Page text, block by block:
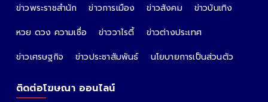
ข่าวพระราชสำนัก ข่าวการเมือง ข่าวสังคม
ข่าวบันเทิง
หวย ดวง ความเชื่อ
ข่าววาไรตี้
ข่าวต่างประเทศ
ข่าวเศรษฐกิจ
ข่าวประชาสัมพันธ์ นโยบายการเป็นส่วนตัว
ติดต่อโฆษณา ออนไลน์